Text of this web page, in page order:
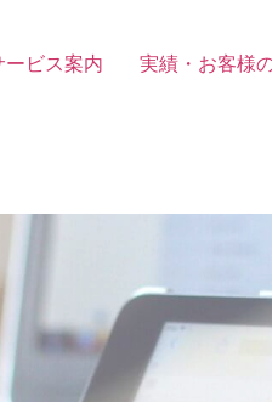
ービス案内 実績・お客様